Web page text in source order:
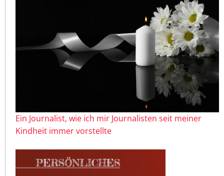
Ein Journalist, wie ich mir Journalisten seit meiner
Kindheit immer vorstellte